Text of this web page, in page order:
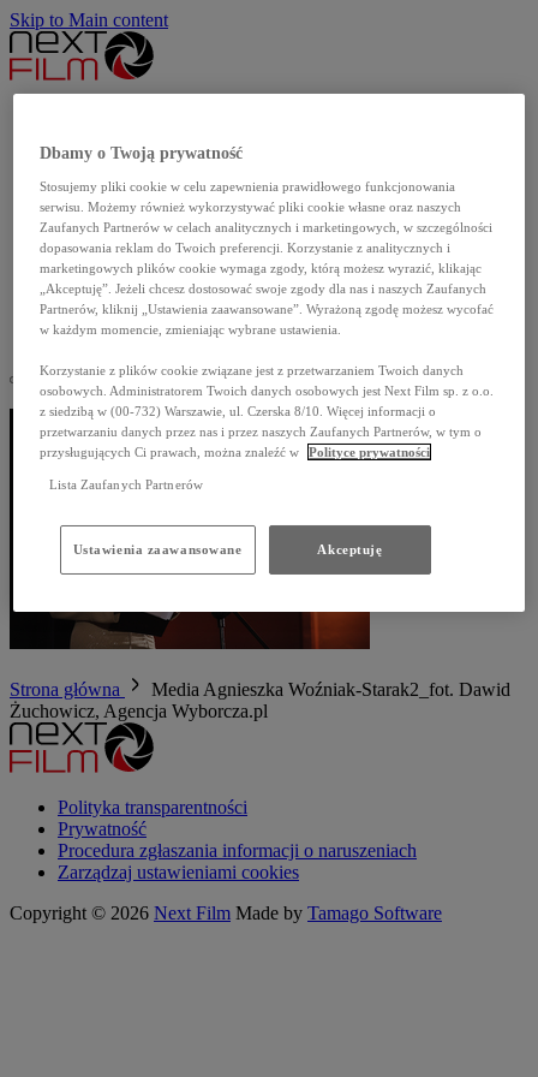
Skip to Main content
Produkcje własne
Dla szkół
Dla mediów
O nas
Kontakt
English
Strona główna Media Agnieszka Woźniak-Starak2_fot. Dawid
Żuchowicz, Agencja Wyborcza.pl
Polityka transparentności
Prywatność
Procedura zgłaszania informacji o naruszeniach
Zarządzaj ustawieniami cookies
Copyright © 2026 Next Film Made by Tamago Software
Dbamy o Twoją prywatność
Stosujemy pliki cookie w celu zapewnienia prawidłowego funkcjonowania
serwisu. Możemy również wykorzystywać pliki cookie własne oraz naszych
Zaufanych Partnerów w celach analitycznych i marketingowych, w szczególności
dopasowania reklam do Twoich preferencji. Korzystanie z analitycznych i
marketingowych plików cookie wymaga zgody, którą możesz wyrazić, klikając
„Akceptuję”. Jeżeli chcesz dostosować swoje zgody dla nas i naszych Zaufanych
Partnerów, kliknij „Ustawienia zaawansowane”. Wyrażoną zgodę możesz wycofać
w każdym momencie, zmieniając wybrane ustawienia.
Korzystanie z plików cookie związane jest z przetwarzaniem Twoich danych
osobowych. Administratorem Twoich danych osobowych jest Next Film sp. z o.o.
z siedzibą w (00-732) Warszawie, ul. Czerska 8/10. Więcej informacji o
przetwarzaniu danych przez nas i przez naszych Zaufanych Partnerów, w tym o
przysługujących Ci prawach, można znaleźć w
Polityce prywatności
Lista Zaufanych Partnerów
Ustawienia zaawansowane Akceptuję